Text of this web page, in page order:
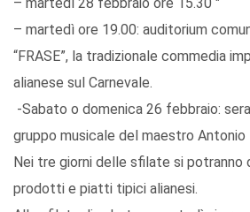
– martedì 28 febbraio ore 15.30 "
– martedì ore 19.00: auditorium
“FRASE”, la tradizionale commedia
alianese sul Carnevale.
-Sabato o domenica 26 febbraio:
gruppo musicale del maestro Antonio
Nei tre giorni delle sfilate si potranno
prodotti e piatti tipici alianesi.